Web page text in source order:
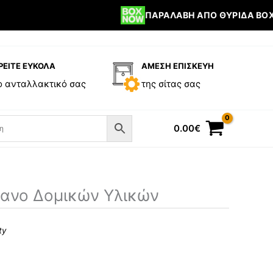
ΠΑΡΑΛΑΒΉ ΑΠΌ ΘΥΡΊΔΑ BOX
ΑΜΕΣΗ ΕΠΙΣΚΕΥΗ
της σίτας σας
ΕΥΚΟΛΑ
ανταλλακτικό σας
0.00€
Δομικών Υλικών